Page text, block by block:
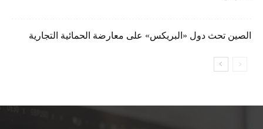
الصين تحث دول «البريكس» على معارضة الحمائية التجارية